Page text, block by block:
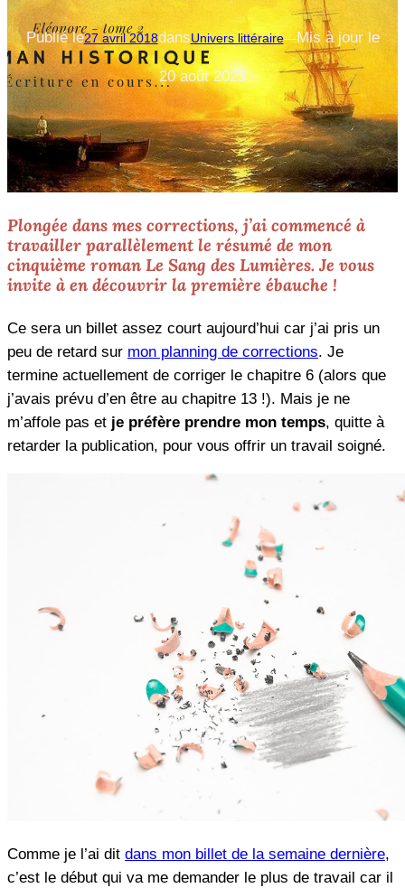
Publié le27 avril 2018dansUnivers littéraire—Mis à jour le
20 août 2025
Plongée dans mes corrections, j’ai commencé à
travailler parallèlement le résumé de mon
cinquième roman Le Sang des Lumières. Je vous
invite à en découvrir la première ébauche !
Ce sera un billet assez court aujourd’hui car j’ai pris un
peu de retard sur mon planning de corrections. Je
termine actuellement de corriger le chapitre 6 (alors que
j’avais prévu d’en être au chapitre 13 !). Mais je ne
m’affole pas et je préfère prendre mon temps, quitte à
retarder la publication, pour vous offrir un travail soigné.
Comme je l’ai dit dans mon billet de la semaine dernière,
c’est le début qui va me demander le plus de travail car il